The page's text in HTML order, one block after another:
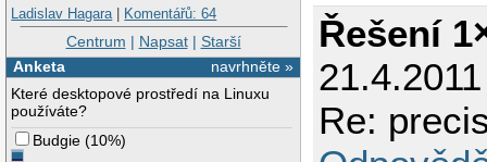
Ladislav Hagara | Komentářů: 64
Centrum | Napsat| Starší
navrhněte »
Anketa
Které desktopové prostředí na Linuxu
používáte?
Budgie (10%)
Řešení
Re: